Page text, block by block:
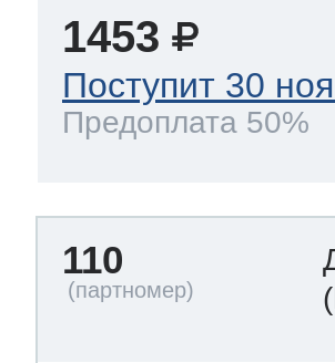
1453
Поступит 30
Предоплата 50%
110